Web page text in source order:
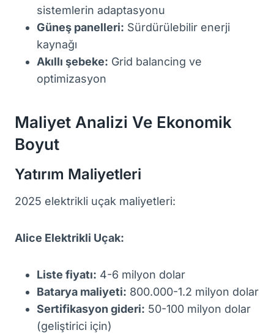
sistemlerin adaptasyonu
Güneş panelleri: Sürdürülebilir enerji
kaynağı
Akıllı şebeke: Grid balancing ve
optimizasyon
Maliyet Analizi Ve Ekonomik
Boyut
Yatırım Maliyetleri
2025 elektrikli uçak maliyetleri:
Alice Elektrikli Uçak:
Liste fiyatı: 4-6 milyon dolar
Batarya maliyeti: 800.000-1.2 milyon dolar
Sertifikasyon gideri: 50-100 milyon dolar
(geliştirici için)